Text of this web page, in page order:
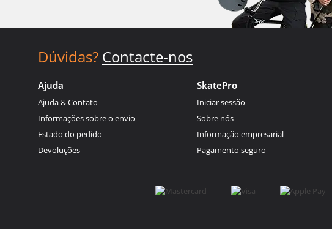
Dúvidas? Contacte-nos
Ajuda
Ajuda & Contato
Informações sobre o envio
Estado do pedido
Devoluções
SkatePro
Iniciar sessão
Sobre nós
Informação empresarial
Pagamento seguro